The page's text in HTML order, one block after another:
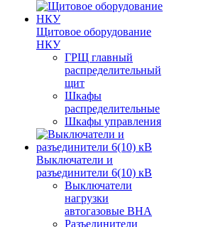
Щитовое оборудование
НКУ
ГРЩ главный
распределительный
щит
Шкафы
распределительные
Шкафы управления
Выключатели и
разъединители 6(10) кВ
Выключатели
нагрузки
автогазовые ВНА
Разъединители